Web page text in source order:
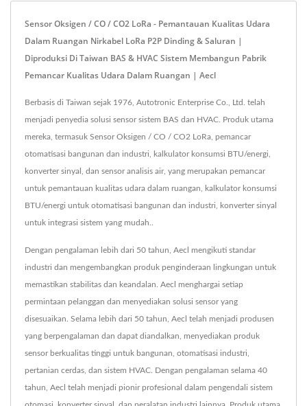
Sensor Oksigen / CO / CO2 LoRa - Pemantauan Kualitas Udara
Dalam Ruangan Nirkabel LoRa P2P Dinding & Saluran |
Diproduksi Di Taiwan BAS & HVAC Sistem Membangun Pabrik
Pemancar Kualitas Udara Dalam Ruangan | Aecl
Berbasis di Taiwan sejak 1976, Autotronic Enterprise Co., Ltd. telah
menjadi penyedia solusi sensor sistem BAS dan HVAC. Produk utama
mereka, termasuk Sensor Oksigen / CO / CO2 LoRa, pemancar
otomatisasi bangunan dan industri, kalkulator konsumsi BTU/energi,
konverter sinyal, dan sensor analisis air, yang merupakan pemancar
untuk pemantauan kualitas udara dalam ruangan, kalkulator konsumsi
BTU/energi untuk otomatisasi bangunan dan industri, konverter sinyal
untuk integrasi sistem yang mudah..
Dengan pengalaman lebih dari 50 tahun, Aecl mengikuti standar
industri dan mengembangkan produk penginderaan lingkungan untuk
memastikan stabilitas dan keandalan. Aecl menghargai setiap
permintaan pelanggan dan menyediakan solusi sensor yang
disesuaikan. Selama lebih dari 50 tahun, Aecl telah menjadi produsen
yang berpengalaman dan dapat diandalkan, menyediakan produk
sensor berkualitas tinggi untuk bangunan, otomatisasi industri,
pertanian cerdas, dan sistem HVAC. Dengan pengalaman selama 40
tahun, Aecl telah menjadi pionir profesional dalam pengendali sistem